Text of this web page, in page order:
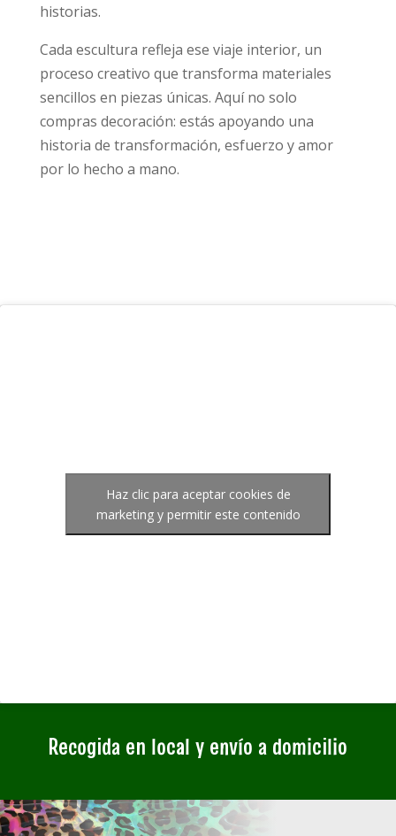
historias.
Cada escultura refleja ese viaje interior, un
proceso creativo que transforma materiales
sencillos en piezas únicas. Aquí no solo
compras decoración: estás apoyando una
historia de transformación, esfuerzo y amor
por lo hecho a mano.
Haz clic para aceptar cookies de
marketing y permitir este contenido
Recogida en local y envío a domicilio